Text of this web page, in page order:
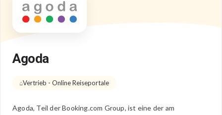
Agoda
Vertrieb - Online Reiseportale
Agoda, Teil der Booking.com Group, ist eine der am